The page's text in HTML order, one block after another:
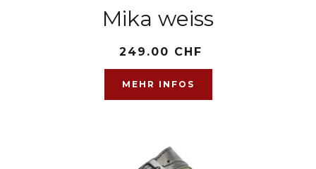
Mika weiss
249.00 CHF
MEHR INFOS